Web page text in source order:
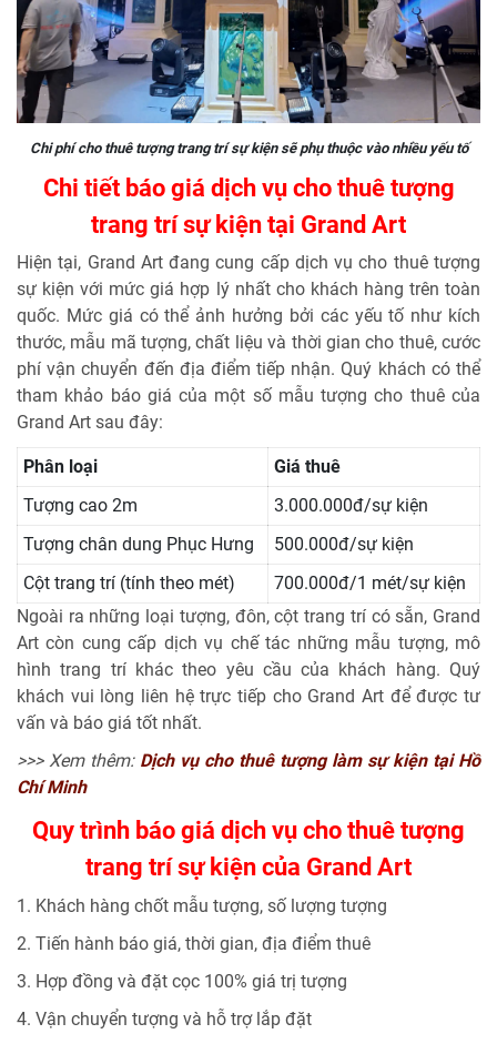
Chi phí cho thuê tượng trang trí sự kiện sẽ phụ thuộc vào nhiều yếu tố
Chi tiết báo giá dịch vụ cho thuê tượng
trang trí sự kiện tại Grand Art
Hiện tại, Grand Art đang cung cấp dịch vụ cho thuê tượng
sự kiện với mức giá hợp lý nhất cho khách hàng trên toàn
quốc. Mức giá có thể ảnh hưởng bởi các yếu tố như kích
thước, mẫu mã tượng, chất liệu và thời gian cho thuê, cước
phí vận chuyển đến địa điểm tiếp nhận. Quý khách có thể
tham khảo báo giá của một số mẫu tượng cho thuê của
Grand Art sau đây:
Phân loại
Giá thuê
Tượng cao 2m
3.000.000đ/sự kiện
Tượng chân dung Phục Hưng
500.000đ/sự kiện
Cột trang trí (tính theo mét)
700.000đ/1 mét/sự kiện
Ngoài ra những loại tượng, đôn, cột trang trí có sẵn, Grand
Art còn cung cấp dịch vụ chế tác những mẫu tượng, mô
hình trang trí khác theo yêu cầu của khách hàng. Quý
khách vui lòng liên hệ trực tiếp cho Grand Art để được tư
vấn và báo giá tốt nhất.
>>> Xem thêm: Dịch vụ cho thuê tượng làm sự kiện tại Hồ
Chí Minh
Quy trình báo giá dịch vụ cho thuê tượng
trang trí sự kiện của Grand Art
1. Khách hàng chốt mẫu tượng, số lượng tượng
2. Tiến hành báo giá, thời gian, địa điểm thuê
3. Hợp đồng và đặt cọc 100% giá trị tượng
4. Vận chuyển tượng và hỗ trợ lắp đặt